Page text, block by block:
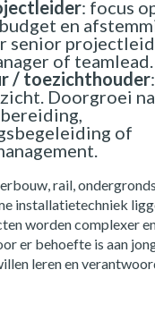
: focus
en
senior
of teamlead.
/ toezichthouder
Doorgroei
of
rail,
installatietechniek
worden complexer
er behoefte is aan
leren en